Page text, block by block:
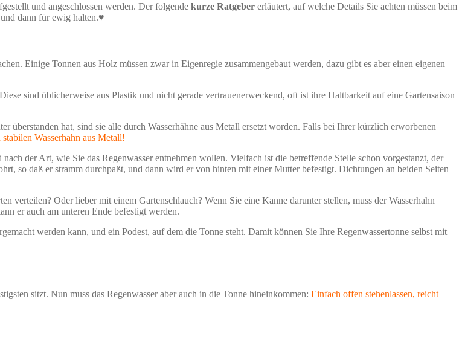
und angeschlossen werden. Der folgende kurze Ratgeber erläutert, auf welche Details Sie achten müssen beim
dann für ewig halten.♥
Einige Tonnen aus Holz müssen zwar in Eigenregie zusammengebaut werden, dazu gibt es aber einen eigenen
sind üblicherweise aus Plastik und nicht gerade vertrauenerweckend, oft ist ihre Haltbarkeit auf eine Gartensaison
überstanden hat, sind sie alle durch Wasserhähne aus Metall ersetzt worden. Falls bei Ihrer kürzlich erworbenen
Wasserhahn aus Metall!
der Art, wie Sie das Regenwasser entnehmen wollen. Vielfach ist die betreffende Stelle schon vorgestanzt, der
so daß er stramm durchpaßt, und dann wird er von hinten mit einer Mutter befestigt. Dichtungen an beiden Seiten
verteilen? Oder lieber mit einem Gartenschlauch? Wenn Sie eine Kanne darunter stellen, muss der Wasserhahn
er auch am unteren Ende befestigt werden.
werden kann, und ein Podest, auf dem die Tonne steht. Damit können Sie Ihre Regenwassertonne selbst mit
sitzt. Nun muss das Regenwasser aber auch in die Tonne hineinkommen: Einfach offen stehenlassen, reicht